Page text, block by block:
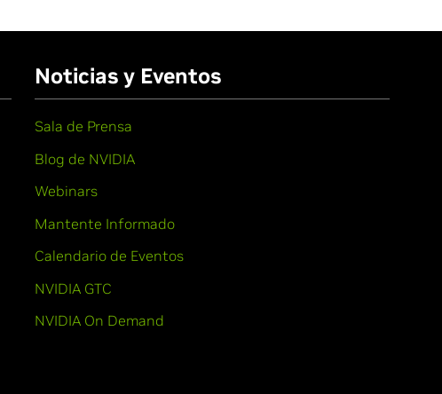
Noticias y Eventos
Sala de Prensa
Blog de NVIDIA
Webinars
Mantente Informado
Calendario de Eventos
NVIDIA GTC
NVIDIA On Demand